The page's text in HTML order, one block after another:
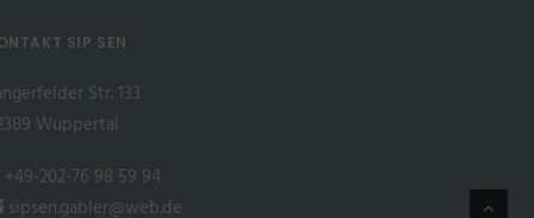
SIP SEN
Str. 133
Wuppertal
+49-202-76 98 59 94
sipsen.gabler@web.de